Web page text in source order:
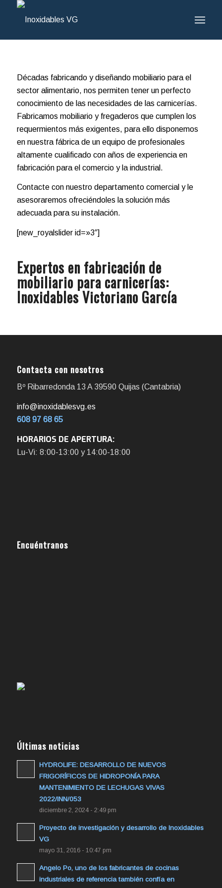
Décadas fabricando y diseñando mobiliario para el
sector alimentario, nos permiten tener un perfecto
conocimiento de las necesidades de las carnicerías.
Fabricamos mobiliario y fregaderos que cumplen los
requermientos más exigentes, para ello disponemos
en nuestra fábrica de un equipo de profesionales
altamente cualificado con años de experiencia en
fabricación para el comercio y la industrial.
Contacte con nuestro departamento comercial y le
asesoraremos ofreciéndoles la solución más
adecuada para su instalación.
[new_royalslider id=»3″]
Expertos en fabricación de
mobiliario para carnicerías:
Inoxidables Victoriano García
Contacta con nosotros
Bº Ribarredonda 13 A 39590 Quijas (Cantabria)
info@inoxidablesvg.es
608 97 68 65
HORARIOS DE APERTURA:
Lu-Vi: 8:00-13:00 y 14:00-18:00
Encuéntranos
Últimas noticias
HYDROLIFE: DESARROLLO DE NUEVOS
FRIGORÍFICOS DE HIDROPONÍA PARA
MANTENIMIENTO DE LECHUGAS VIVAS
2022/INN/053
diciembre 2, 2024 - 2:49 pm
Proyecto de investigación y desarrollo de Inoxidables
VG
mayo 31, 2016 - 10:47 pm
Angelo Po, uno de los fabricantes de cocinas
industriales de referencia también confía en